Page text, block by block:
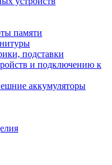
памяти
подставки
и подключению к
аккумуляторы